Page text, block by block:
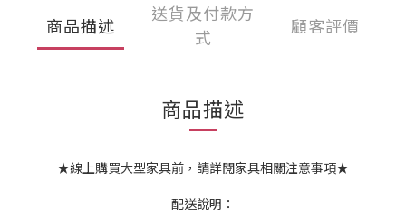
商品描述
送貨及付款方
式
顧客評價
商品描述
★線上購買大型家具前，請詳閱家具相關注意事項★
配送說明：